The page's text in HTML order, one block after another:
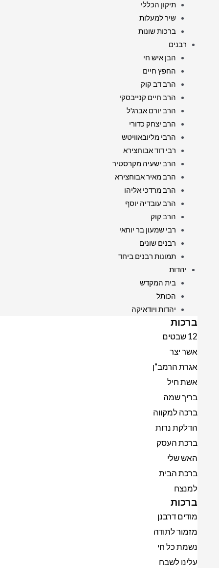
תיקון הכללי
שיר למעלות
ברכות שונות
רבנים
הבן איש חי
החפץ חיים
הרב דב קוק
הרב חיים קנייבסקי
הרב יורם אברג'ל
הרב יצחק כדורי
הרבי מליובאוויטש
רבי דוד אבוחצירא
הרב ישעיה מקרסטיר
הרב מאיר אבוחצירא
הרב מרדכי אליהו
הרב עובדיה יוסף
הרב קוק
רבי שמעון בר יוחאי
רבנים שונים
תמונות רבנים ביחד
יהדות
בית המקדש
הכותל
יהדות ויודאיקה
ברכות
12 שבטים
אשר יצר
אגרת הרמב"ן
אשת חיל
בריך שמה
ברכה למקווה
הדלקת נרות
ברכת העסק
האש שלי
ברכת הבית
למנצח
ברכות
מודים דרבנן
מזמור לתודה
נשמת כל חי
עלינו לשבח